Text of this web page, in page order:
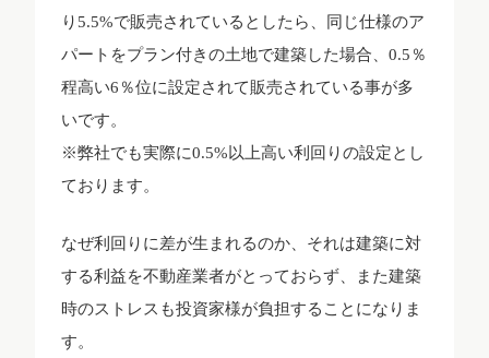
り5.5%で販売されているとしたら、同じ仕様のア
パートをプラン付きの土地で建築した場合、0.5％
程高い6％位に設定されて販売されている事が多
いです。
※弊社でも実際に0.5%以上高い利回りの設定とし
ております。
なぜ利回りに差が生まれるのか、それは建築に対
する利益を不動産業者がとっておらず、また建築
時のストレスも投資家様が負担することになりま
す。